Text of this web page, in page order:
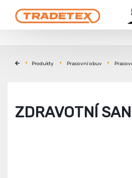
Produkty Pracovní obuv
ZDRAVOTNÍ